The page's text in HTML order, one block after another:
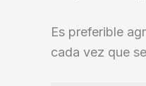
Es preferible
cada vez que